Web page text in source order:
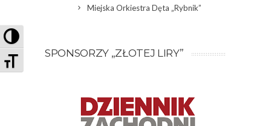
PRZEŁĄCZ WYSOKI KONTRAST
ZMIEŃ ROZMIAR CZCIONEK
Miejska Orkiestra Dęta „Rybnik”
SPONSORZY „ZŁOTEJ LIRY”